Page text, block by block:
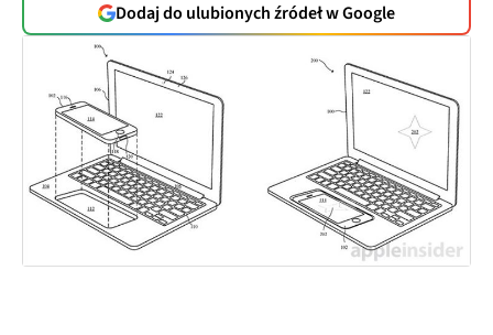
Dodaj do ulubionych źródeł w Google